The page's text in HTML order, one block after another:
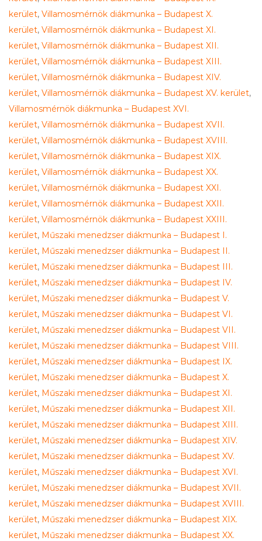
kerület, Villamosmérnök diákmunka – Budapest X.
kerület, Villamosmérnök diákmunka – Budapest XI.
kerület, Villamosmérnök diákmunka – Budapest XII.
kerület, Villamosmérnök diákmunka – Budapest XIII.
kerület, Villamosmérnök diákmunka – Budapest XIV.
kerület, Villamosmérnök diákmunka – Budapest XV. kerület,
Villamosmérnök diákmunka – Budapest XVI.
kerület, Villamosmérnök diákmunka – Budapest XVII.
kerület, Villamosmérnök diákmunka – Budapest XVIII.
kerület, Villamosmérnök diákmunka – Budapest XIX.
kerület, Villamosmérnök diákmunka – Budapest XX.
kerület, Villamosmérnök diákmunka – Budapest XXI.
kerület, Villamosmérnök diákmunka – Budapest XXII.
kerület, Villamosmérnök diákmunka – Budapest XXIII.
kerület, Műszaki menedzser diákmunka – Budapest I.
kerület, Műszaki menedzser diákmunka – Budapest II.
kerület, Műszaki menedzser diákmunka – Budapest III.
kerület, Műszaki menedzser diákmunka – Budapest IV.
kerület, Műszaki menedzser diákmunka – Budapest V.
kerület, Műszaki menedzser diákmunka – Budapest VI.
kerület, Műszaki menedzser diákmunka – Budapest VII.
kerület, Műszaki menedzser diákmunka – Budapest VIII.
kerület, Műszaki menedzser diákmunka – Budapest IX.
kerület, Műszaki menedzser diákmunka – Budapest X.
kerület, Műszaki menedzser diákmunka – Budapest XI.
kerület, Műszaki menedzser diákmunka – Budapest XII.
kerület, Műszaki menedzser diákmunka – Budapest XIII.
kerület, Műszaki menedzser diákmunka – Budapest XIV.
kerület, Műszaki menedzser diákmunka – Budapest XV.
kerület, Műszaki menedzser diákmunka – Budapest XVI.
kerület, Műszaki menedzser diákmunka – Budapest XVII.
kerület, Műszaki menedzser diákmunka – Budapest XVIII.
kerület, Műszaki menedzser diákmunka – Budapest XIX.
kerület, Műszaki menedzser diákmunka – Budapest XX.